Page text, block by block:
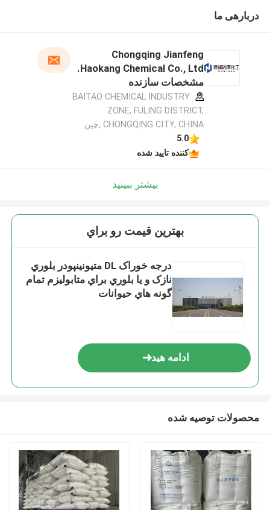
دربارهی ما
Chongqing Jianfeng
Haokang Chemical Co., Ltd.
مشخصات سازنده
BAITAO CHEMICAL INDUSTRY
ZONE, FULING DISTRICT,
CHONGQING CITY, CHINA ,چین
5.0
کننده تایید شده
بیشتر ببینید
بهترين قيمت رو براي
درجه خوراک DL متيونينپودر بلوري
نازک و يا بلوري براي متابوليزم تمام
گونه هاي حيوانات
ادامه هید
محصولات توصیه شده